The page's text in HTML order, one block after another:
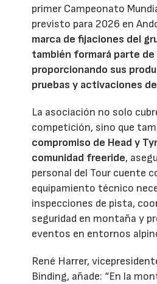
primer Campeonato
previsto para 2026 en
marca de fijaciones del
también formará parte de
proporcionando sus
pruebas y activaciones
La asociación no solo
competición, sino que
compromiso de Head y
comunidad freeride,
personal del Tour cuente
equipamiento técnico
inspecciones de pista,
seguridad en montaña y
eventos en entornos
René Harrer,
Binding, añade: “En la